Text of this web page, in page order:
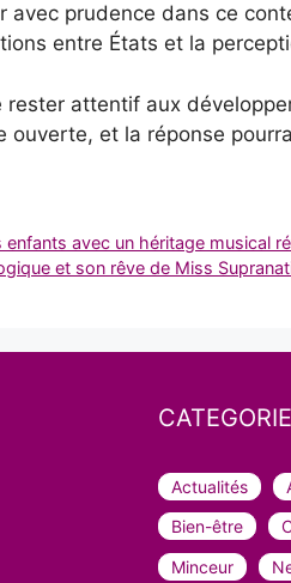
avec prudence dans ce
entre États et la
attentif aux
ouverte, et la réponse
enfants avec un héritage musical
et son rêve de Miss
Actualités
Bien-être
Minceur